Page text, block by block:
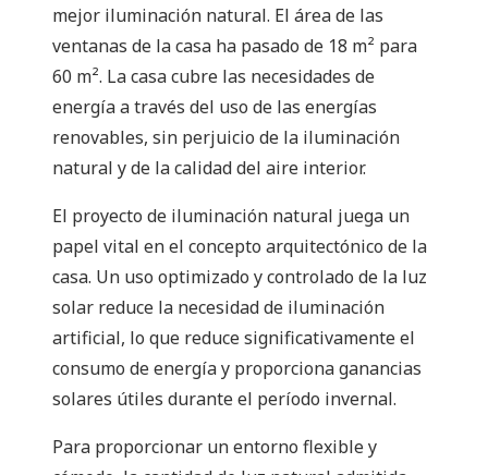
mejor iluminación natural. El área de las
ventanas de la casa ha pasado de 18 m² para
60 m². La casa cubre las necesidades de
energía a través del uso de las energías
renovables, sin perjuicio de la iluminación
natural y de la calidad del aire interior.
El proyecto de iluminación natural juega un
papel vital en el concepto arquitectónico de la
casa. Un uso optimizado y controlado de la luz
solar reduce la necesidad de iluminación
artificial, lo que reduce significativamente el
consumo de energía y proporciona ganancias
solares útiles durante el período invernal.
Para proporcionar un entorno flexible y